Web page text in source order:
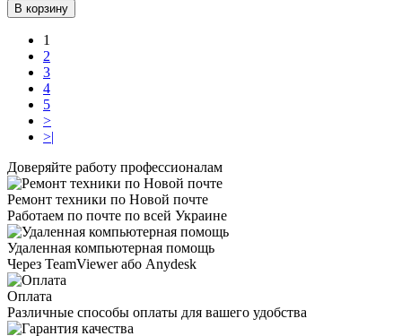
В корзину
1
2
3
4
5
>
>|
Доверяйте работу профессионалам
Ремонт техники по Новой почте
Работаем по почте по всей Украине
Удаленная компьютерная помощь
Через TeamViewer або Anydesk
Оплата
Различные способы оплаты для вашего удобства